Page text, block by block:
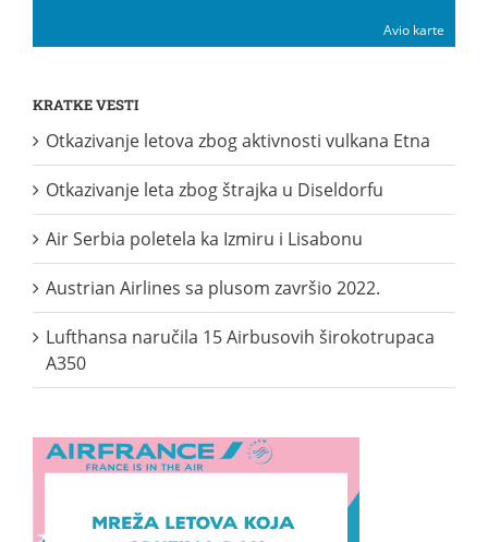
Avio karte
KRATKE VESTI
Otkazivanje letova zbog aktivnosti vulkana Etna
Otkazivanje leta zbog štrajka u Diseldorfu
Air Serbia poletela ka Izmiru i Lisabonu
Austrian Airlines sa plusom završio 2022.
Lufthansa naručila 15 Airbusovih širokotrupaca
A350